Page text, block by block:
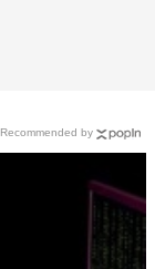
Recommended by